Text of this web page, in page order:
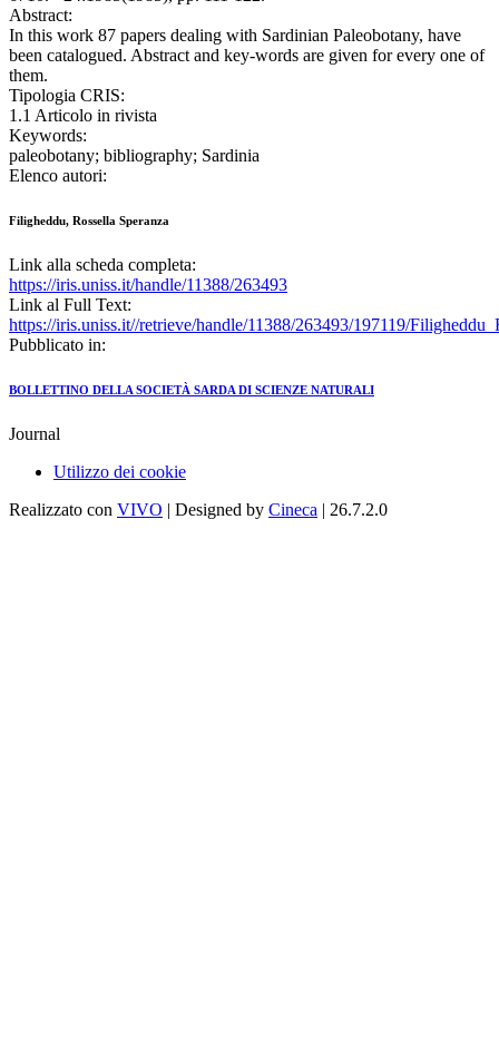
Abstract:
In this work 87 papers dealing with Sardinian Paleobotany, have
been catalogued. Abstract and key-words are given for every one of
them.
Tipologia CRIS:
1.1 Articolo in rivista
Keywords:
paleobotany; bibliography; Sardinia
Elenco autori:
Filigheddu, Rossella Speranza
Link alla scheda completa:
https://iris.uniss.it/handle/11388/263493
Link al Full Text:
https://iris.uniss.it//retrieve/handle/11388/263493/197119/
Pubblicato in:
BOLLETTINO DELLA SOCIETÀ SARDA DI SCIENZE NATURALI
Journal
Utilizzo dei cookie
Realizzato con VIVO | Designed by Cineca | 26.7.2.0